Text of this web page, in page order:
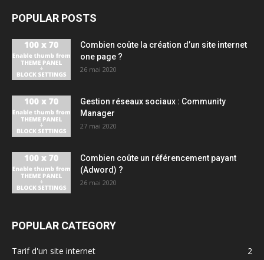
POPULAR POSTS
Combien coûte la création d’un site internet
one page ?
26 mai 2020
Gestion réseaux sociaux : Community
Manager
27 mai 2020
Combien coûte un référencement payant
(Adword) ?
26 mai 2020
POPULAR CATEGORY
Tarif d'un site internet
2